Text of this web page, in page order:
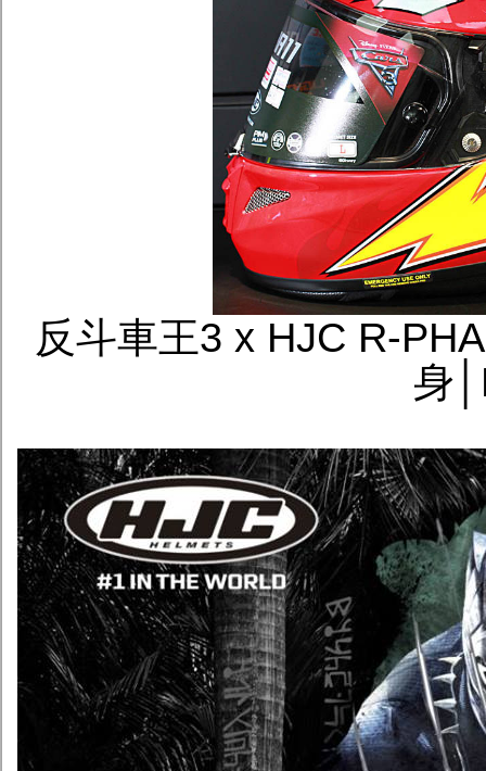
反斗車王3 x HJC R-
身